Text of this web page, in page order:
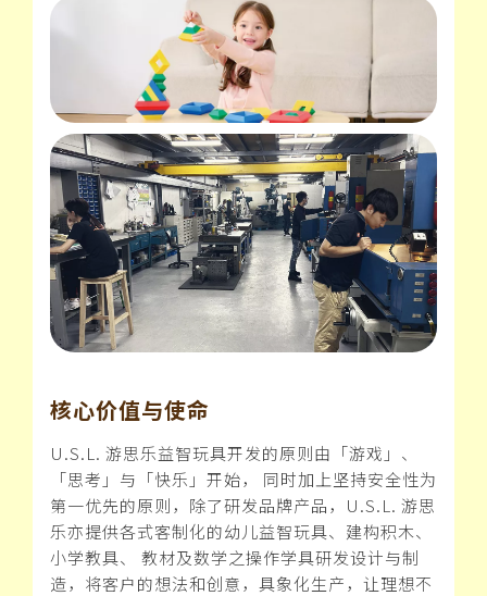
核心价值与使命
U.S.L. 游思乐益智玩具开发的原则由「游戏」、
「思考」与「快乐」开始， 同时加上坚持安全性为
第一优先的原则，除了研发品牌产品，U.S.L. 游思
乐亦提供各式客制化的幼儿益智玩具、建构积木、
小学教具、 教材及数学之操作学具研发设计与制
造，将客户的想法和创意，具象化生产，让理想不